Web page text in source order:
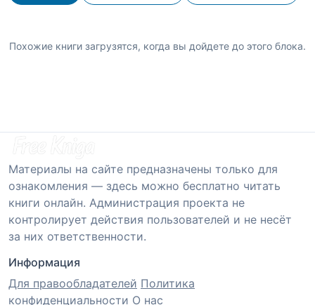
Похожие книги загрузятся, когда вы дойдете до этого блока.
Материалы на сайте предназначены только для
ознакомления — здесь можно бесплатно читать
книги онлайн. Администрация проекта не
контролирует действия пользователей и не несёт
за них ответственности.
Информация
Для правообладателей Политика
конфиденциальности О нас